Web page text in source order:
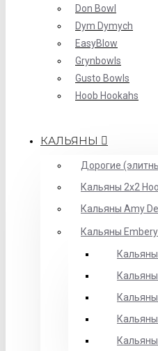
Don Bowl
Dym Dymych
EasyBlow
Grynbowls
Gusto Bowls
Hoob Hookahs
КАЛЬЯНЫ
Дорогие
Кальяны 2х2
Кальяны Amy
Кальяны Embery
Кальяны